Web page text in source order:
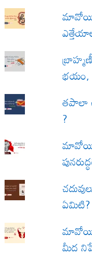
భయం,
త‌పాలా
?
ఏమిటి?
మీద